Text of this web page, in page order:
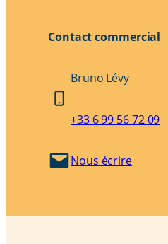
Contact commercial
Bruno Lévy
+33 6 99 56 72 09
Nous écrire